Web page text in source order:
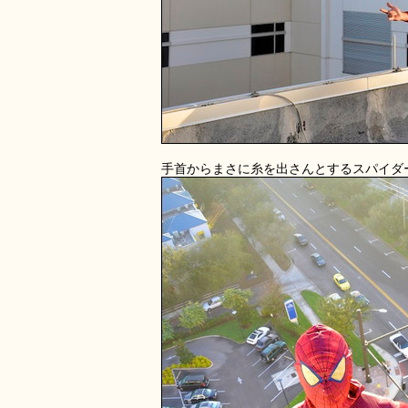
手首からまさに糸を出さんとするスパイダ